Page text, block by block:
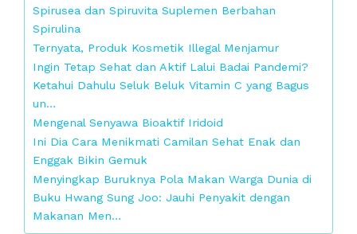
Spirusea dan Spiruvita Suplemen Berbahan
Spirulina
Ternyata, Produk Kosmetik Illegal Menjamur
Ingin Tetap Sehat dan Aktif Lalui Badai Pandemi?
Ketahui Dahulu Seluk Beluk Vitamin C yang Bagus
un…
Mengenal Senyawa Bioaktif Iridoid
Ini Dia Cara Menikmati Camilan Sehat Enak dan
Enggak Bikin Gemuk
Menyingkap Buruknya Pola Makan Warga Dunia di
Buku Hwang Sung Joo: Jauhi Penyakit dengan
Makanan Men…